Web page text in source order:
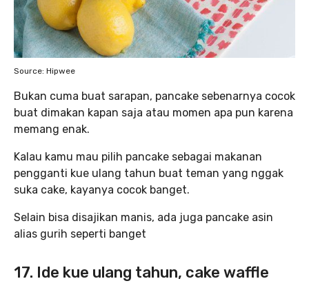
Source: Hipwee
Bukan cuma buat sarapan, pancake sebenarnya cocok
buat dimakan kapan saja atau momen apa pun karena
memang enak.
Kalau kamu mau pilih pancake sebagai makanan
pengganti kue ulang tahun buat teman yang nggak
suka cake, kayanya cocok banget.
Selain bisa disajikan manis, ada juga pancake asin
alias gurih seperti banget
17. Ide kue ulang tahun, cake waffle